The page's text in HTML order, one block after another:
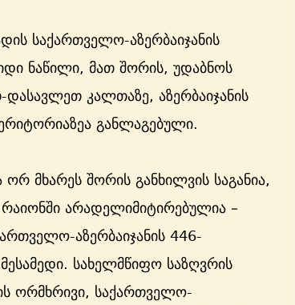
საქართველო-აზერბაიჯანის
ნაწილი, მათ შორის, უდაბნოს
კალთაზე, აზერბაიჯანის
განლაგებული.
მხარეს შორის განხილვის საგანია,
არადელიმიტირებულია –
აზერბაიჯანის 446-
სახელმწიფო საზღვრის
ორმხრივი, საქართველო-